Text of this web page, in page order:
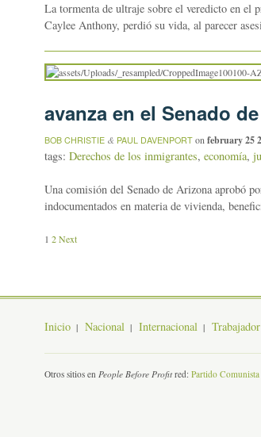
La tormenta de ultraje sobre el veredicto en el
Caylee Anthony, perdió su vida, al parecer
avanza en el Senado
BOB CHRISTIE & PAUL DAVENPORT on february 25
tags: Derechos de los inmigrantes, economía,
Una comisión del Senado de Arizona aprobó
indocumentados en materia de vivienda,
1 2Next
Inicio Nacional Internacional Trabajador
Otros sitios en People Before Profit red: Partido Comunista